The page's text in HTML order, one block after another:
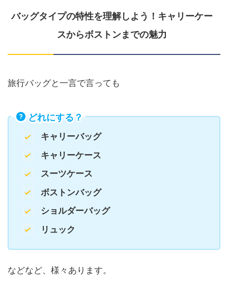
バッグタイプの特性を理解しよう！キャリーケー
スからボストンまでの魅力
旅行バッグと一言で言っても
どれにする？
キャリーバッグ
キャリーケース
スーツケース
ボストンバッグ
ショルダーバッグ
リュック
などなど、様々あります。